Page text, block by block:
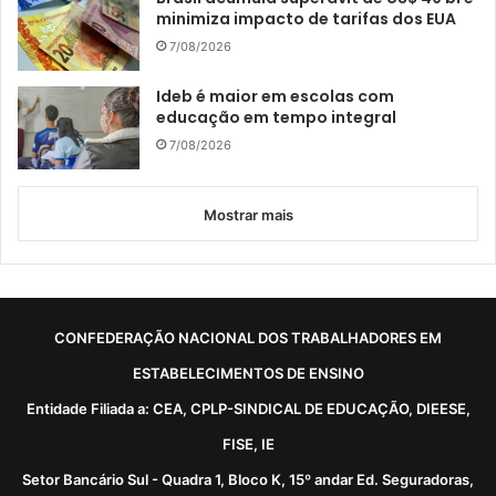
minimiza impacto de tarifas dos EUA
7/08/2026
Ideb é maior em escolas com
educação em tempo integral
7/08/2026
Mostrar mais
CONFEDERAÇÃO NACIONAL DOS TRABALHADORES EM
ESTABELECIMENTOS DE ENSINO
Entidade Filiada a: CEA, CPLP-SINDICAL DE EDUCAÇÃO, DIEESE,
FISE, IE
Setor Bancário Sul - Quadra 1, Bloco K, 15º andar Ed. Seguradoras,